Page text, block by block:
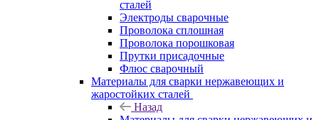
сталей
Электроды сварочные
Проволока сплошная
Проволока порошковая
Прутки присадочные
Флюс сварочный
Материалы для сварки нержавеющих и
жаростойких сталей
Назад